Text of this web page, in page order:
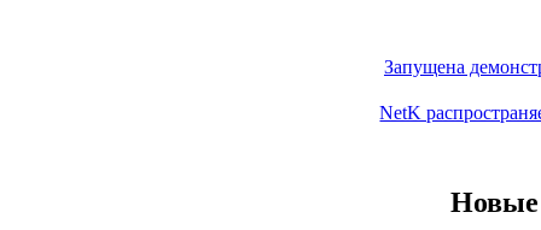
Запущена
NetK
Новые